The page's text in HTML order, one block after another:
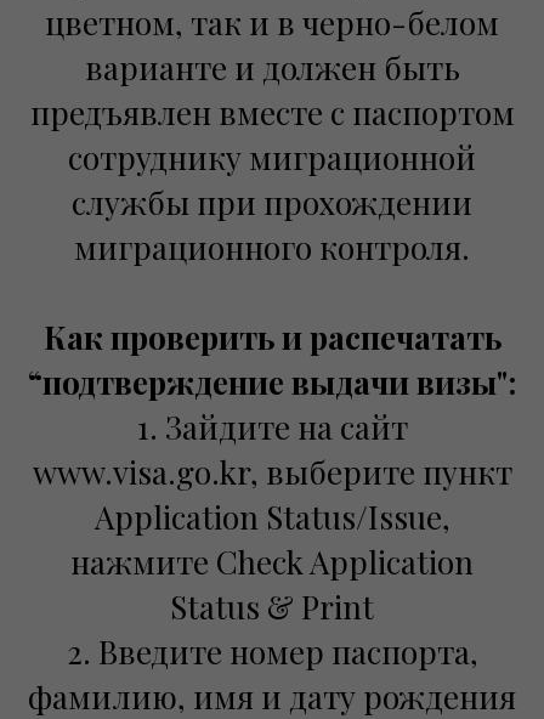
цветном, так и в черно-белом
варианте и должен быть
предъявлен вместе с паспортом
сотруднику миграционной
службы при прохождении
миграционного контроля.
Как проверить и распечатать
“подтверждение выдачи визы":
1. Зайдите на сайт
www.visa.go.kr, выберите пункт
Application Status/Issue,
нажмите Check Application
Status & Print
2. Введите номер паспорта,
фамилию, имя и дату рождения